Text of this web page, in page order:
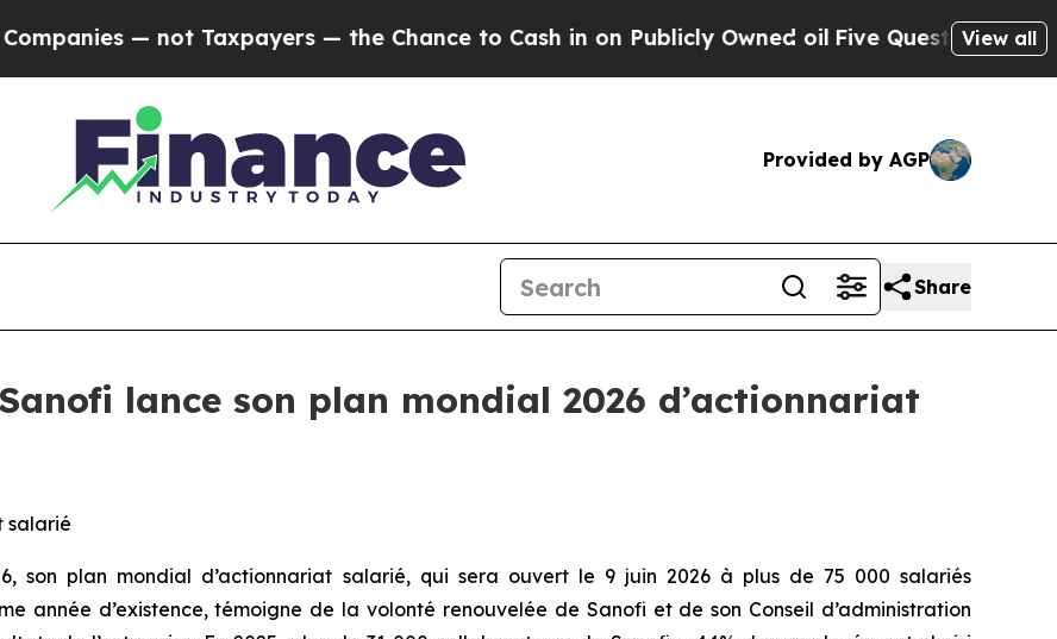
not Taxpayers — the Chance to Cash in on Publicly Owned oilFive Questions the US View all
Provided by AGP
Share
lance son plan mondial 2026 d’actionnariat
salarié
son plan mondial d’actionnariat salarié, qui sera ouvert le 9 juin 2026 à plus de 75 000 salariés
année d’existence, témoigne de la volonté renouvelée de Sanofi et de son Conseil d’administration